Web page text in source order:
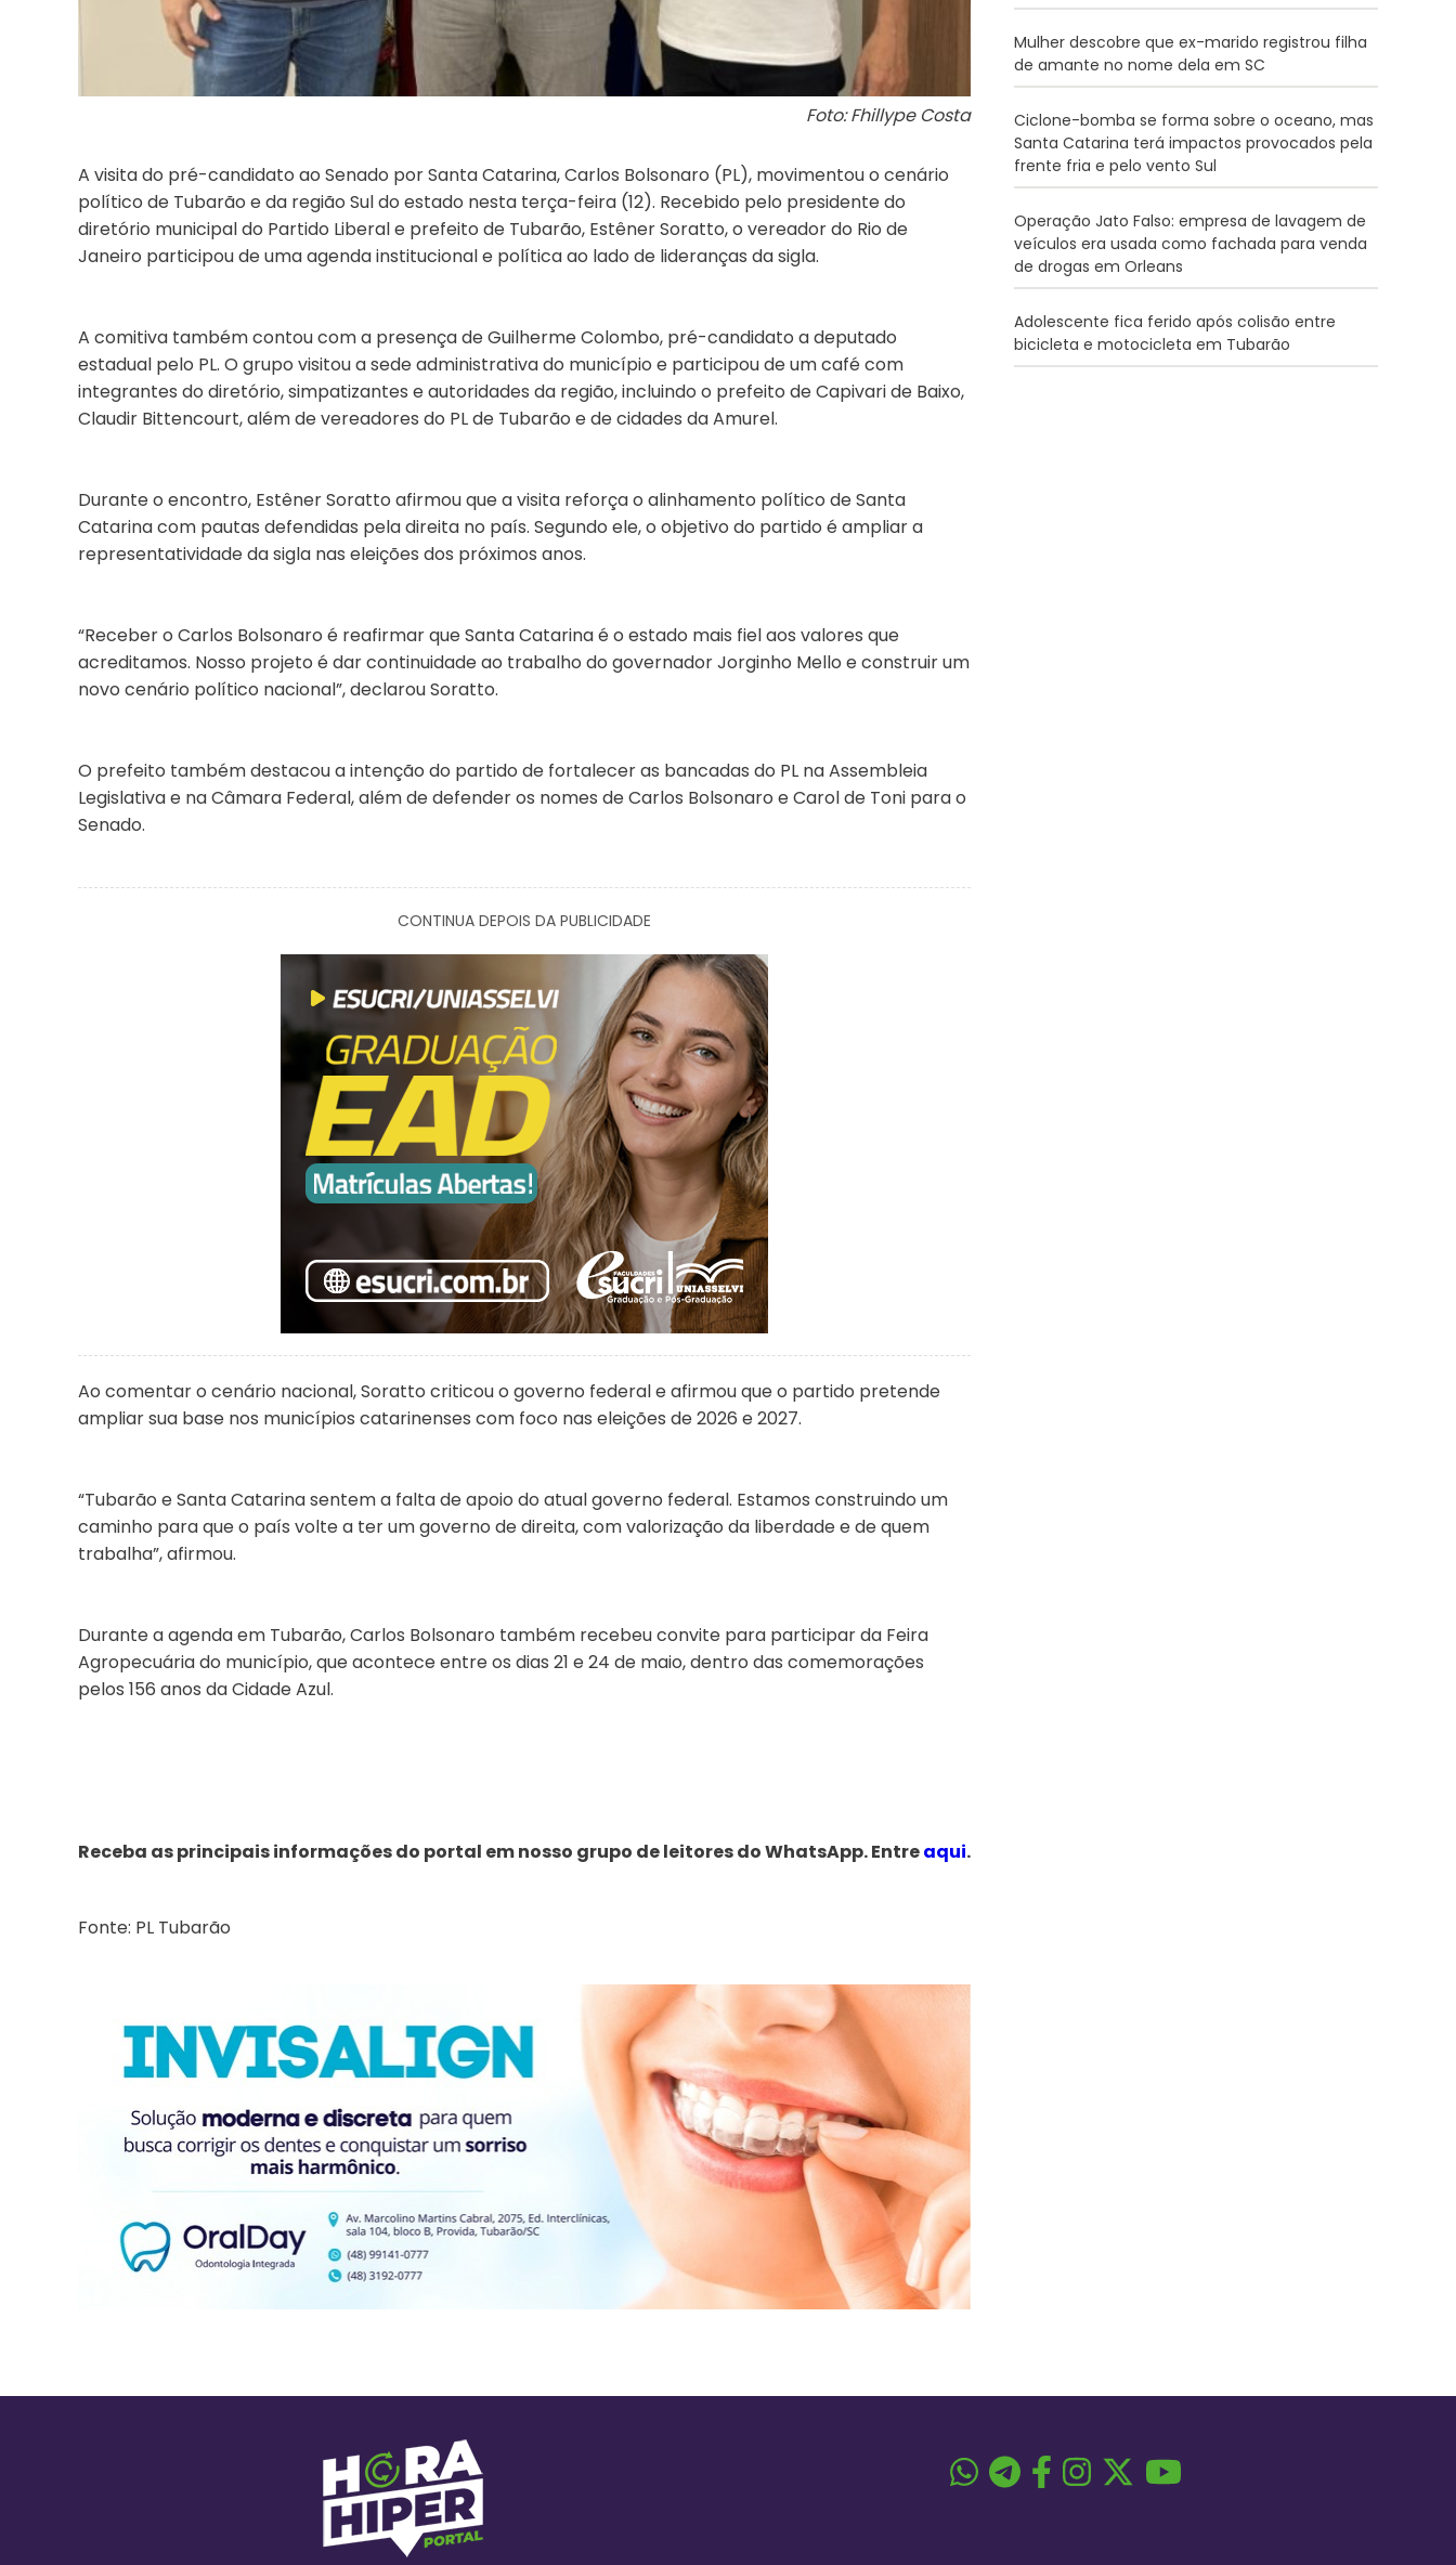
Foto: Fhillype Costa
A visita do pré-candidato ao Senado por Santa Catarina, Carlos Bolsonaro (PL), movimentou o cenário
político de Tubarão e da região Sul do estado nesta terça-feira (12). Recebido pelo presidente do
diretório municipal do Partido Liberal e prefeito de Tubarão, Estêner Soratto, o vereador do Rio de
Janeiro participou de uma agenda institucional e política ao lado de lideranças da sigla.
A comitiva também contou com a presença de Guilherme Colombo, pré-candidato a deputado
estadual pelo PL. O grupo visitou a sede administrativa do município e participou de um café com
integrantes do diretório, simpatizantes e autoridades da região, incluindo o prefeito de Capivari de Baixo,
Claudir Bittencourt, além de vereadores do PL de Tubarão e de cidades da Amurel.
Durante o encontro, Estêner Soratto afirmou que a visita reforça o alinhamento político de Santa
Catarina com pautas defendidas pela direita no país. Segundo ele, o objetivo do partido é ampliar a
representatividade da sigla nas eleições dos próximos anos.
“Receber o Carlos Bolsonaro é reafirmar que Santa Catarina é o estado mais fiel aos valores que
acreditamos. Nosso projeto é dar continuidade ao trabalho do governador Jorginho Mello e construir um
novo cenário político nacional”, declarou Soratto.
O prefeito também destacou a intenção do partido de fortalecer as bancadas do PL na Assembleia
Legislativa e na Câmara Federal, além de defender os nomes de Carlos Bolsonaro e Carol de Toni para o
Senado.
CONTINUA DEPOIS DA PUBLICIDADE
Ao comentar o cenário nacional, Soratto criticou o governo federal e afirmou que o partido pretende
ampliar sua base nos municípios catarinenses com foco nas eleições de 2026 e 2027.
“Tubarão e Santa Catarina sentem a falta de apoio do atual governo federal. Estamos construindo um
caminho para que o país volte a ter um governo de direita, com valorização da liberdade e de quem
trabalha”, afirmou.
Durante a agenda em Tubarão, Carlos Bolsonaro também recebeu convite para participar da Feira
Agropecuária do município, que acontece entre os dias 21 e 24 de maio, dentro das comemorações
pelos 156 anos da Cidade Azul.
Receba as principais informações do portal em nosso grupo de leitores do WhatsApp. Entreaqui.
Fonte: PL Tubarão
Mulher descobre que ex-marido registrou filha
de amante no nome dela em SC
Ciclone-bomba se forma sobre o oceano, mas
Santa Catarina terá impactos provocados pela
frente fria e pelo vento Sul
Operação Jato Falso: empresa de lavagem de
veículos era usada como fachada para venda
de drogas em Orleans
Adolescente fica ferido após colisão entre
bicicleta e motocicleta em Tubarão